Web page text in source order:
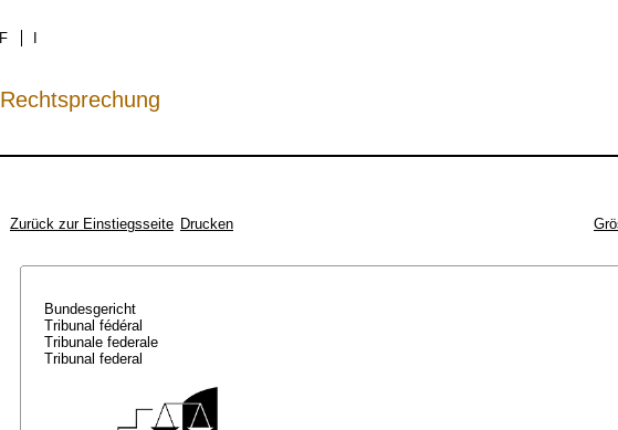
F
Rechtsprechung
Zurück zur Einstiegsseite Drucken
Bundesgericht
Tribunal fédéral
Tribunale federale
Tribunal federal